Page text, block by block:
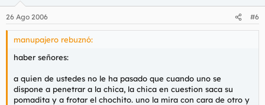
26 Ago 2006 #6
manupajero rebuznó:
haber señores:
a quien de ustedes no le ha pasado que cuando uno se
dispone a penetrar a la chica, la chica en cuestion saca su
pomadita y a frotar el chochito. uno la mira con cara de otro y